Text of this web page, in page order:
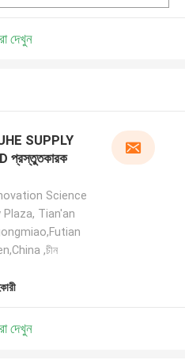
দেখুন
SUPPLY
প্রস্তুতকারক
Science
Tian'an
,চীন
দেখুন